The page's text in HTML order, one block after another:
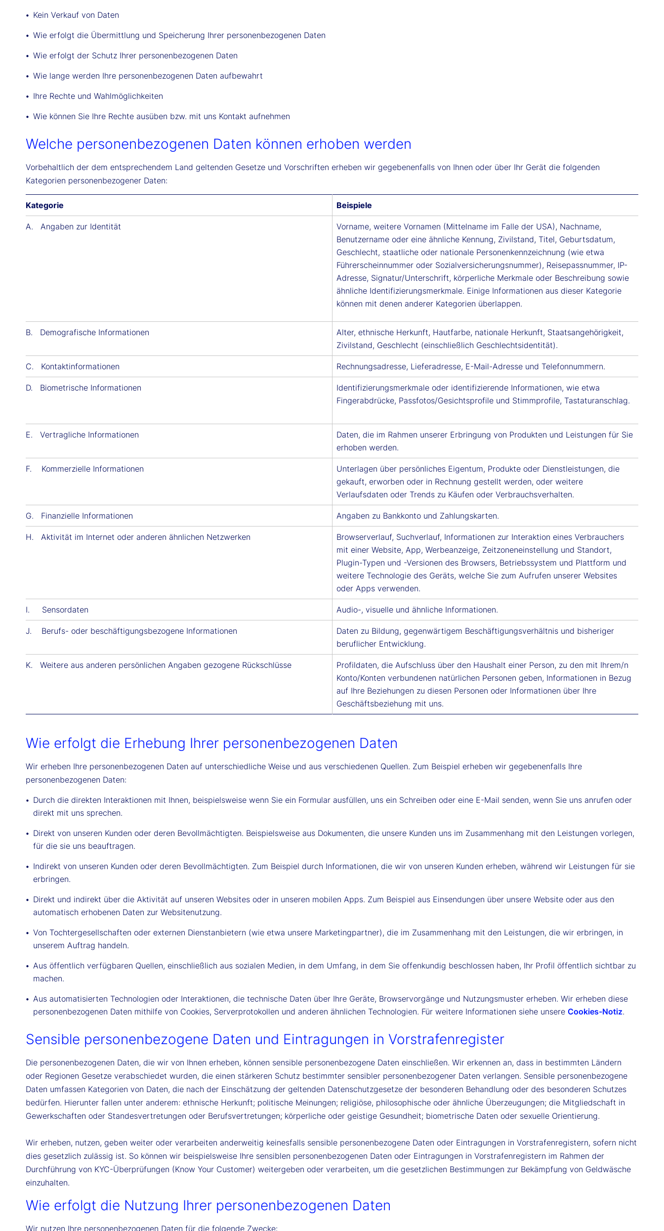
Kein Verkauf von Daten
Wie erfolgt die Übermittlung und Speicherung Ihrer personenbezogenen Daten
Wie erfolgt der Schutz Ihrer personenbezogenen Daten
Wie lange werden Ihre personenbezogenen Daten aufbewahrt
Ihre Rechte und Wahlmöglichkeiten
Wie können Sie Ihre Rechte ausüben bzw. mit uns Kontakt aufnehmen
Welche personenbezogenen Daten können erhoben werden
Vorbehaltlich der dem entsprechendem Land geltenden Gesetze und Vorschriften erheben wir gegebenenfalls von Ihnen oder über Ihr Gerät die folgenden
Kategorien personenbezogener Daten:
Kategorie Beispiele
A. Angaben zur Identität
Vorname, weitere Vornamen (Mittelname im Falle der USA), Nachname,
Benutzername oder eine ähnliche Kennung, Zivilstand, Titel, Geburtsdatum,
Geschlecht, staatliche oder nationale Personenkennzeichnung (wie etwa
Führerscheinnummer oder Sozialversicherungsnummer), Reisepassnummer, IP-
Adresse, Signatur/Unterschrift, körperliche Merkmale oder Beschreibung sowie
ähnliche Identifizierungsmerkmale. Einige Informationen aus dieser Kategorie
können mit denen anderer Kategorien überlappen.
B. Demografische Informationen
Alter, ethnische Herkunft, Hautfarbe, nationale Herkunft, Staatsangehörigkeit,
Zivilstand, Geschlecht (einschließlich Geschlechtsidentität).
C. Kontaktinformationen Rechnungsadresse, Lieferadresse, E-Mail-Adresse und Telefonnummern.
D. Biometrische Informationen
Identifizierungsmerkmale oder identifizierende Informationen, wie etwa
Fingerabdrücke, Passfotos/Gesichtsprofile und Stimmprofile, Tastaturanschlag.
E. Vertragliche Informationen
Daten, die im Rahmen unserer Erbringung von Produkten und Leistungen für Sie
erhoben werden.
F. Kommerzielle Informationen
Unterlagen über persönliches Eigentum, Produkte oder Dienstleistungen, die
gekauft, erworben oder in Rechnung gestellt werden, oder weitere
Verlaufsdaten oder Trends zu Käufen oder Verbrauchsverhalten.
G. Finanzielle Informationen Angaben zu Bankkonto und Zahlungskarten.
H. Aktivität im Internet oder anderen ähnlichen Netzwerken
Browserverlauf, Suchverlauf, Informationen zur Interaktion eines Verbrauchers
mit einer Website, App, Werbeanzeige, Zeitzoneneinstellung und Standort,
Plugin-Typen und -Versionen des Browsers, Betriebssystem und Plattform und
weitere Technologie des Geräts, welche Sie zum Aufrufen unserer Websites
oder Apps verwenden.
I. Sensordaten Audio-, visuelle und ähnliche Informationen.
J. Berufs- oder beschäftigungsbezogene Informationen
Daten zu Bildung, gegenwärtigem Beschäftigungsverhältnis und bisheriger
beruflicher Entwicklung.
K. Weitere aus anderen persönlichen Angaben gezogene Rückschlüsse
Profildaten, die Aufschluss über den Haushalt einer Person, zu den mit Ihrem/n
Konto/Konten verbundenen natürlichen Personen geben, Informationen in Bezug
auf Ihre Beziehungen zu diesen Personen oder Informationen über Ihre
Geschäftsbeziehung mit uns.
Wie erfolgt die Erhebung Ihrer personenbezogenen Daten
Wir erheben Ihre personenbezogenen Daten auf unterschiedliche Weise und aus verschiedenen Quellen. Zum Beispiel erheben wir gegebenenfalls Ihre
personenbezogenen Daten:
Durch die direkten Interaktionen mit Ihnen, beispielsweise wenn Sie ein Formular ausfüllen, uns ein Schreiben oder eine E-Mail senden, wenn Sie uns anrufen oder
direkt mit uns sprechen.
Direkt von unseren Kunden oder deren Bevollmächtigten. Beispielsweise aus Dokumenten, die unsere Kunden uns im Zusammenhang mit den Leistungen vorlegen,
für die sie uns beauftragen.
Indirekt von unseren Kunden oder deren Bevollmächtigten. Zum Beispiel durch Informationen, die wir von unseren Kunden erheben, während wir Leistungen für sie
erbringen.
Direkt und indirekt über die Aktivität auf unseren Websites oder in unseren mobilen Apps. Zum Beispiel aus Einsendungen über unsere Website oder aus den
automatisch erhobenen Daten zur Websitenutzung.
Von Tochtergesellschaften oder externen Dienstanbietern (wie etwa unsere Marketingpartner), die im Zusammenhang mit den Leistungen, die wir erbringen, in
unserem Auftrag handeln.
Aus öffentlich verfügbaren Quellen, einschließlich aus sozialen Medien, in dem Umfang, in dem Sie offenkundig beschlossen haben, Ihr Profil öffentlich sichtbar zu
machen.
Aus automatisierten Technologien oder Interaktionen, die technische Daten über Ihre Geräte, Browservorgänge und Nutzungsmuster erheben. Wir erheben diese
personenbezogenen Daten mithilfe von Cookies, Serverprotokollen und anderen ähnlichen Technologien. Für weitere Informationen siehe unsere Cookies-Notiz.
Sensible personenbezogene Daten und Eintragungen in Vorstrafenregister
Die personenbezogenen Daten, die wir von Ihnen erheben, können sensible personenbezogene Daten einschließen. Wir erkennen an, dass in bestimmten Ländern
oder Regionen Gesetze verabschiedet wurden, die einen stärkeren Schutz bestimmter sensibler personenbezogener Daten verlangen. Sensible personenbezogene
Daten umfassen Kategorien von Daten, die nach der Einschätzung der geltenden Datenschutzgesetze der besonderen Behandlung oder des besonderen Schutzes
bedürfen. Hierunter fallen unter anderem: ethnische Herkunft; politische Meinungen; religiöse, philosophische oder ähnliche Überzeugungen; die Mitgliedschaft in
Gewerkschaften oder Standesvertretungen oder Berufsvertretungen; körperliche oder geistige Gesundheit; biometrische Daten oder sexuelle Orientierung.
Wir erheben, nutzen, geben weiter oder verarbeiten anderweitig keinesfalls sensible personenbezogene Daten oder Eintragungen in Vorstrafenregistern, sofern nicht
dies gesetzlich zulässig ist. So können wir beispielsweise Ihre sensiblen personenbezogenen Daten oder Eintragungen in Vorstrafenregistern im Rahmen der
Durchführung von KYC-Überprüfungen (Know Your Customer) weitergeben oder verarbeiten, um die gesetzlichen Bestimmungen zur Bekämpfung von Geldwäsche
einzuhalten.
Wie erfolgt die Nutzung Ihrer personenbezogenen Daten
Wir nutzen Ihre personenbezogenen Daten für die folgende Zwecke: